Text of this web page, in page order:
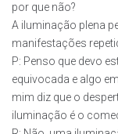
por que não?
A iluminação plena
manifestações
P: Penso que devo
equivocada e algo em
mim diz que o
iluminação é o